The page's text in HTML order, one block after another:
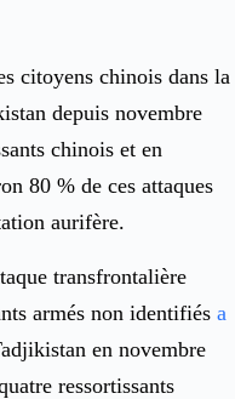
citoyens chinois dans la
depuis novembre
chinois et en
80 % de ces attaques
aurifère.
transfrontalière
armés non identifiés a
en novembre
ressortissants